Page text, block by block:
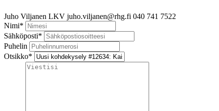
Juho Viljanen LKV juho.viljanen@rhg.fi 040 741 7522
Nimi*
Sähköposti*
Puhelin
Otsikko*